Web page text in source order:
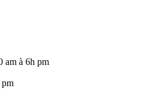
am à 6h pm
pm